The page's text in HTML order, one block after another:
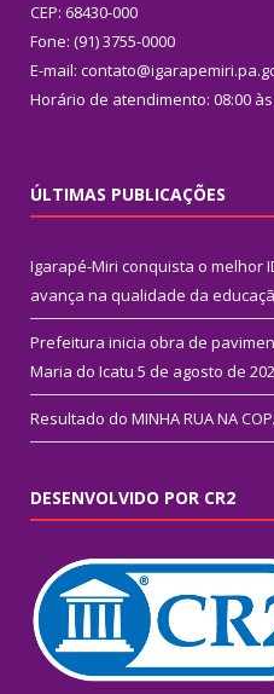
CEP: 68430-000
Fone: (91) 3755-0000
E-mail:
Horário de atendimento: 08:00
ÚLTIMAS PUBLICAÇÕES
Igarapé-Miri conquista o melhor
avança na qualidade da
Prefeitura inicia obra de
Maria do Icatu 5 de agosto de
Resultado do MINHA RUA NA
DESENVOLVIDO POR CR2